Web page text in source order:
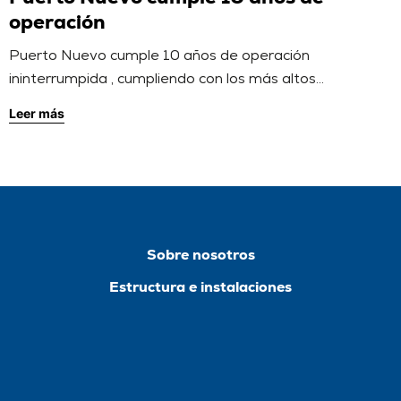
operación
Puerto Nuevo cumple 10 años de operación
ininterrumpida , cumpliendo con los más altos
fue inaugurado el 29 de mayo de 2013. En estos 10
Leer más
Sobre nosotros
Estructura e instalaciones